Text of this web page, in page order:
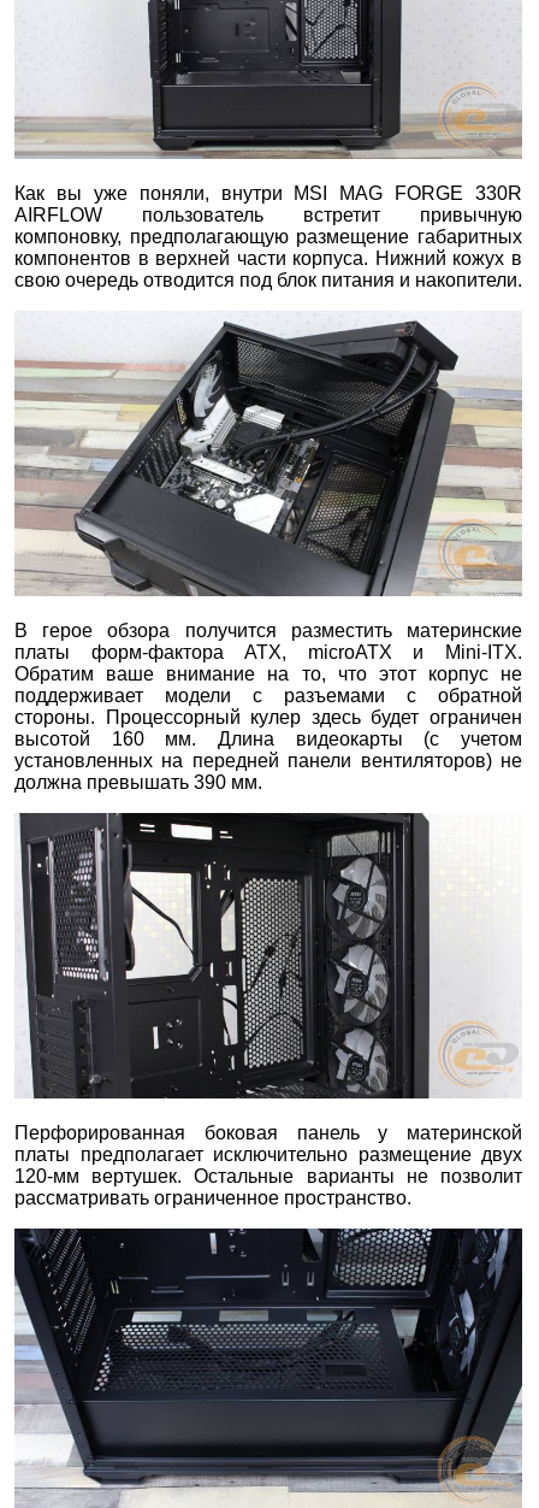
Как вы уже поняли, внутри MSI MAG FORGE 330R
AIRFLOW пользователь встретит привычную
компоновку, предполагающую размещение габаритных
компонентов в верхней части корпуса. Нижний кожух в
свою очередь отводится под блок питания и накопители.
В герое обзора получится разместить материнские
платы форм-фактора ATX, microATX и Mini-ITX.
Обратим ваше внимание на то, что этот корпус не
поддерживает модели с разъемами с обратной
стороны. Процессорный кулер здесь будет ограничен
высотой 160 мм. Длина видеокарты (с учетом
установленных на передней панели вентиляторов) не
должна превышать 390 мм.
Перфорированная боковая панель у материнской
платы предполагает исключительно размещение двух
120-мм вертушек. Остальные варианты не позволит
рассматривать ограниченное пространство.